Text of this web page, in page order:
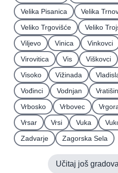
Velika Pisanica
Velika
Veliko Trgovišće
Veliko
Viljevo
Vinica Vinkovci
Virovitica
Vis Viškovci
Visoko
Vižinada
Vođinci
Vodnjan
Vrbosko
Vrbovec
Vrsar
Vrsi Vuka
Zadvarje
Zagorska Sela
Učitaj još